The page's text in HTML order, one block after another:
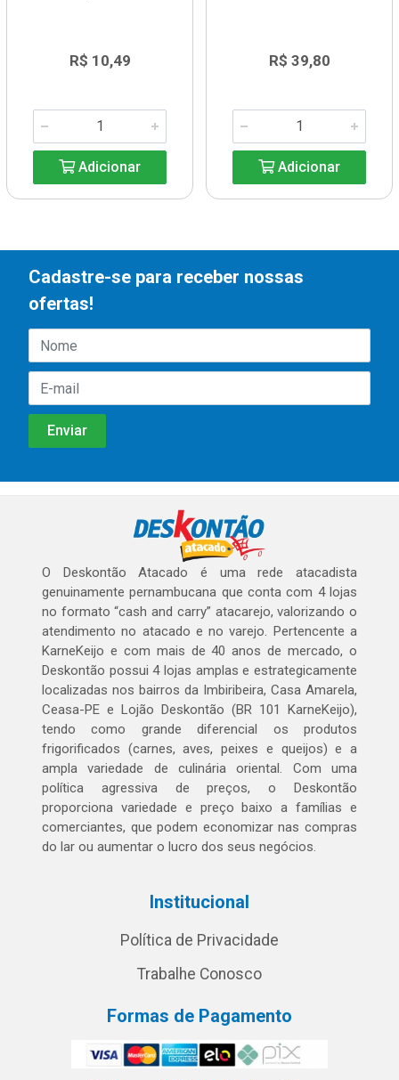
R$ 10,49
Adicionar
R$ 39,80
Adicionar
Cadastre-se para receber nossas
ofertas!
O Deskontão Atacado é uma rede atacadista
genuinamente pernambucana que conta com 4 lojas
no formato “cash and carry” atacarejo, valorizando o
atendimento no atacado e no varejo. Pertencente a
KarneKeijo e com mais de 40 anos de mercado, o
Deskontão possui 4 lojas amplas e estrategicamente
localizadas nos bairros da Imbiribeira, Casa Amarela,
Ceasa-PE e Lojão Deskontão (BR 101 KarneKeijo),
tendo como grande diferencial os produtos
frigorificados (carnes, aves, peixes e queijos) e a
ampla variedade de culinária oriental. Com uma
política agressiva de preços, o Deskontão
proporciona variedade e preço baixo a famílias e
comerciantes, que podem economizar nas compras
do lar ou aumentar o lucro dos seus negócios.
Institucional
Política de Privacidade
Trabalhe Conosco
Formas de Pagamento